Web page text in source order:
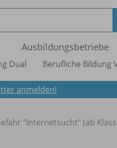
Ausbildungsbetriebe
Dual Berufliche Bildung
anmelden!
"Internetsucht" (ab